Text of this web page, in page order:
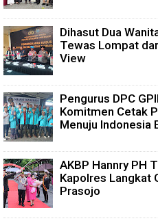
Dihasut Dua
Tewas Lompat
View
Pengurus DPC
Komitmen Cetak
Menuju Indonesia
AKBP Hannry PH
Kapolres Langkat
Prasojo